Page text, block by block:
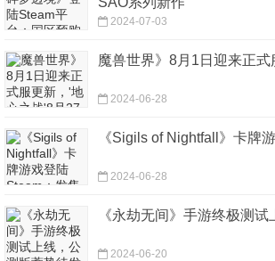
2024-07-03
魔兽世界》8月1日迎来正
2024-06-28
《Sigils of Nightfall》卡牌
2024-06-28
《永劫无间》手游终极测
2024-06-20